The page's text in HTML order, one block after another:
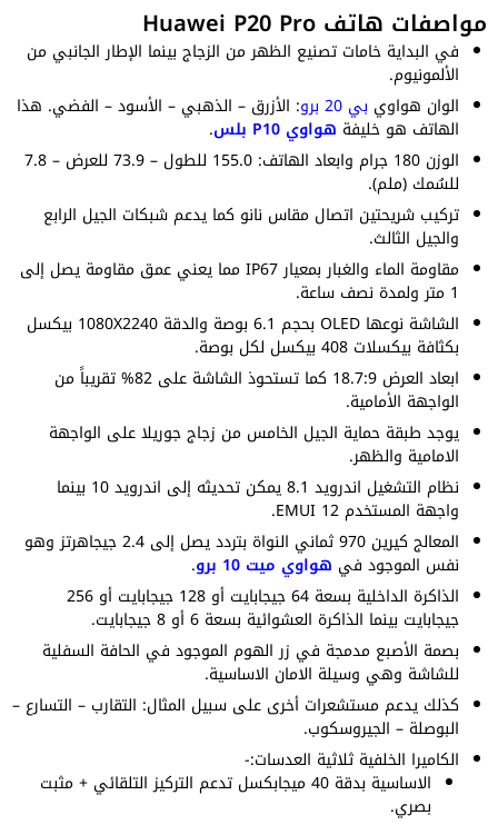
مواصفات هاتف Huawei P20 Pro
في البداية خامات تصنيع الظهر من الزجاج بينما الإطار الجانبي من
الألمونيوم.
الوان هواوي بي 20 برو : الأزرق – الذهبي – الأسود – الفضي. هذا
الهاتف هو خليفة هواوي P10 ب لس.
الوزن 180 جرام وابعاد الهاتف: 155.0 للطول – 73.9 للعرض – 7.8
للسُمك (ملم).
تركيب شريحتين اتصال مقاس نانو كما يدعم شبكات الجيل الرابع
والجيل الثالث.
مقاومة الماء والغبار بمعيار IP67 مما يعني عمق مقاومة يصل إلى
1 متر ولمدة نصف ساعة.
الشاشة نوعها OLED بحجم 6.1 بوصة والدقة 1080X2240 بيكسل
بكثافة بيكسلات 408 بيكسل لكل بوصة.
ابعاد العرض 18.7:9 كما تستحوذ الشاشة على 82% تقريباً من
الواجهة الأمامية.
يوجد طبقة حماية الجيل الخامس من زجاج جوريلا على الواجهة
الامامية والظهر.
نظام التشغيل اندرويد 8.1 يمكن تحديثه إلى اندرويد 10 بينما
واجهة المستخدم EMUI 12.
المعالج كيرين 970 ثماني النواة بتردد يصل إلى 2.4 جيجاهرتز وهو
نفس الموجود في هواوي ميت 10 برو
.
الذاكرة الداخلية بسعة 64 جيجابايت أو 128 جيجابايت أو 256
جيجابايت بينما الذاكرة العشوائية بسعة 6 أو 8 جيجابايت.
بصمة الأصبع مدمجة في زر الهوم الموجود في الحافة السفلية
للشاشة وهي وسيلة الامان الاساسية.
كذلك يدعم مستشعرات أخرى على سبيل المثال: التقارب – التسارع –
البوصلة – الجيروسكوب.
الكاميرا الخلفية ثلاثية العدسات:-
الاساسية بدقة 40 ميجابكسل تدعم التركيز التلقائي + مثبت
بصري.